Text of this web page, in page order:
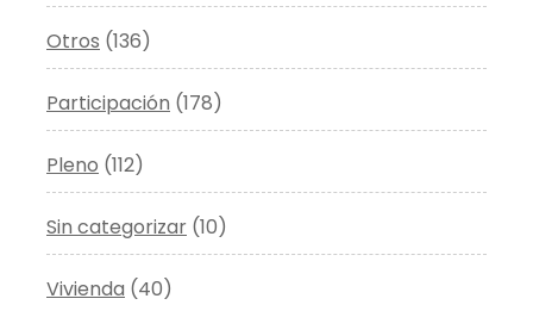
Otros (136)
Participación (178)
Pleno (112)
Sin categorizar (10)
Vivienda (40)